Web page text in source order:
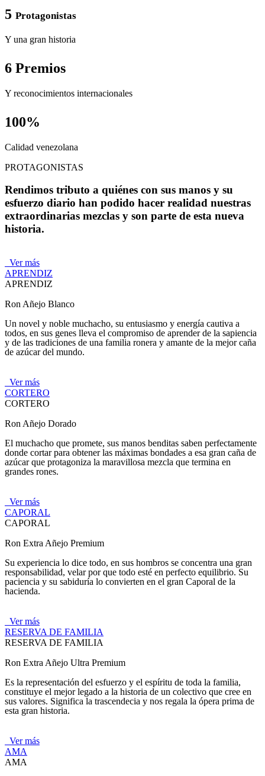
5 Protagonistas
Y una gran historia
6 Premios
Y reconocimientos internacionales
100%
Calidad venezolana
PROTAGONISTAS
Rendimos tributo a quiénes con sus manos y su
esfuerzo diario han podido hacer realidad nuestras
extraordinarias mezclas y son parte de esta nueva
historia.
Ver más
APRENDIZ
APRENDIZ
Ron Añejo Blanco
Un novel y noble muchacho, su entusiasmo y energía cautiva a
todos, en sus genes lleva el compromiso de aprender de la sapiencia
y de las tradiciones de una familia ronera y amante de la mejor caña
de azúcar del mundo.
Ver más
CORTERO
CORTERO
Ron Añejo Dorado
El muchacho que promete, sus manos benditas saben perfectamente
donde cortar para obtener las máximas bondades a esa gran caña de
azúcar que protagoniza la maravillosa mezcla que termina en
grandes rones.
Ver más
CAPORAL
CAPORAL
Ron Extra Añejo Premium
Su experiencia lo dice todo, en sus hombros se concentra una gran
responsabilidad, velar por que todo esté en perfecto equilibrio. Su
paciencia y su sabiduría lo convierten en el gran Caporal de la
hacienda.
Ver más
RESERVA DE FAMILIA
RESERVA DE FAMILIA
Ron Extra Añejo Ultra Premium
Es la representación del esfuerzo y el espíritu de toda la familia,
constituye el mejor legado a la historia de un colectivo que cree en
sus valores. Significa la trascendecia y nos regala la ópera prima de
esta gran historia.
Ver más
AMA
AMA